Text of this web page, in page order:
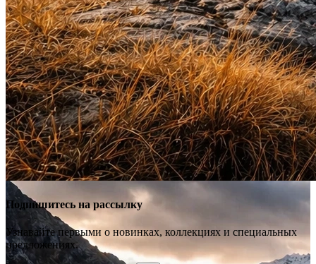
Подпишитесь на рассылку
Узнавайте первыми о новинках, коллекциях и специальных
предложениях.